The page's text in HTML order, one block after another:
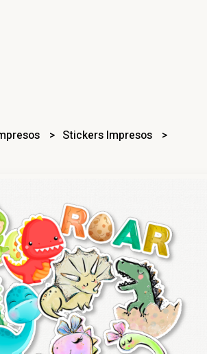
Stickers Impresos